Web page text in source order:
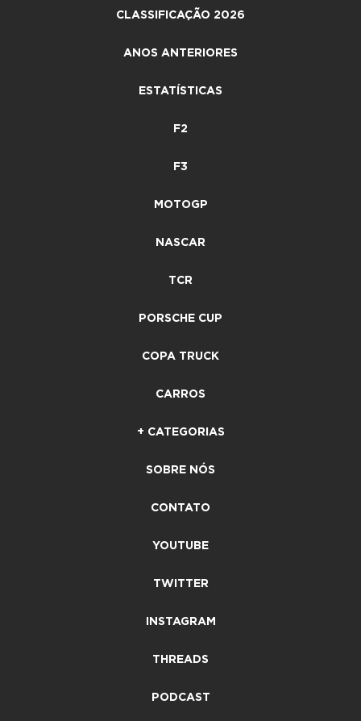
CLASSIFICAÇÃO 2026
ANOS ANTERIORES
ESTATÍSTICAS
F2
F3
MOTOGP
NASCAR
TCR
PORSCHE CUP
COPA TRUCK
CARROS
+ CATEGORIAS
SOBRE NÓS
CONTATO
YOUTUBE
TWITTER
INSTAGRAM
THREADS
PODCAST